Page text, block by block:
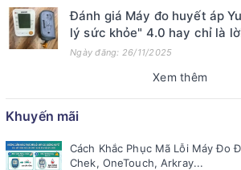
Đánh giá Máy đo huyết áp
lý sức khỏe" 4.0 hay chỉ là
Ngày đăng: 26/11/2025
Xem thêm
Khuyến mãi
Cách Khắc Phục Mã Lỗi Máy Đo
Chek, OneTouch, Arkray...